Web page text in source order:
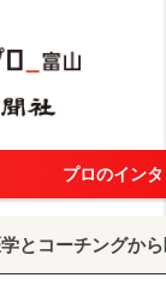
プロのイン
とコーチングか